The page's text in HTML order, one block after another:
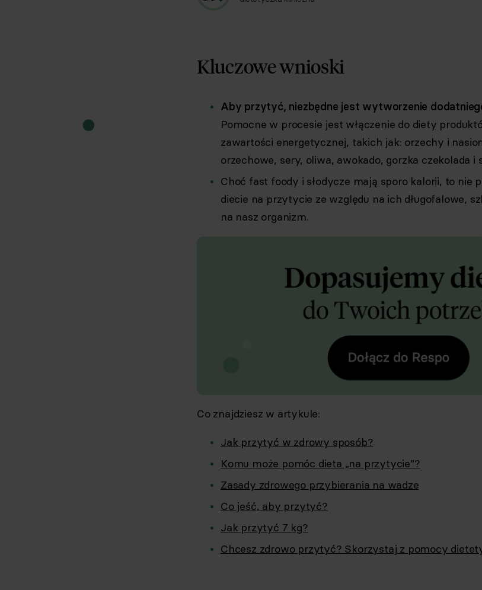
Kluczowe wnioski
Aby przytyć, niezbędne jest wytworzenie
Pomocne w procesie jest włączenie do diety
zawartości energetycznej, takich jak: orzechy i
orzechowe, sery, oliwa, awokado, gorzka czekolada i
Choć fast foody i słodycze mają sporo kalorii, to nie
diecie na przytycie ze względu na ich długofalowe,
na nasz organizm.
Co znajdziesz w artykule:
Jak przytyć w zdrowy sposób?
Komu może pomóc dieta „na przytycie”?
Zasady zdrowego przybierania na wadze
Co jeść, aby przytyć?
Jak przytyć 7 kg?
Chcesz zdrowo przytyć? Skorzystaj z pomocy